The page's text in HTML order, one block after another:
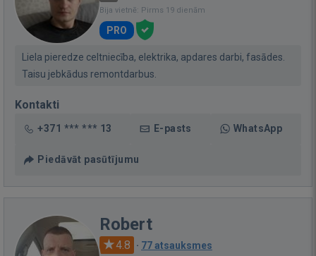
Bija vietnē: Pirms 19 dienām
PRO
Liela pieredze celtniecība, elektrika, apdares darbi, fasādes.
Taisu jebkādus remontdarbus.
Kontakti
+371 *** *** 13 E-pasts WhatsApp
Piedāvāt pasūtījumu
Robert
4.8 · 77 atsauksmes